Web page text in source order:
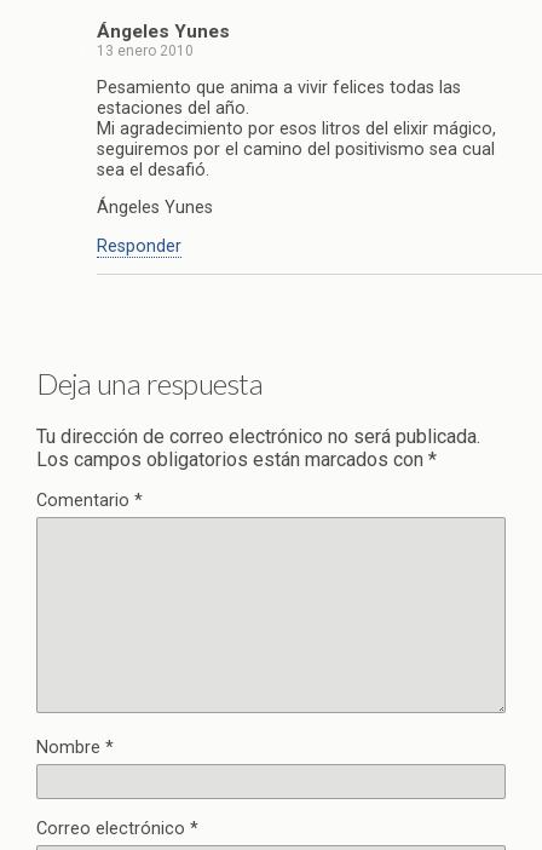
Ángeles Yunes
13 enero 2010
Pesamiento que anima a vivir felices todas las
estaciones del año.
Mi agradecimiento por esos litros del elixir mágico,
seguiremos por el camino del positivismo sea cual
sea el desafió.
Ángeles Yunes
Responder
Deja una respuesta
Tu dirección de correo electrónico no será publicada.
Los campos obligatorios están marcados con *
Comentario *
Nombre *
Correo electrónico *